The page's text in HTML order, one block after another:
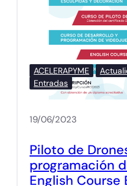
ACELERAPYME
Entradas
19/06/2023
Piloto de
programación
English Course